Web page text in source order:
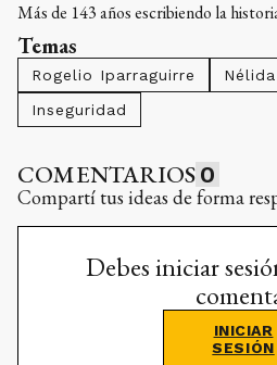
Más de 143 años escribiendo la
Temas
Rogelio Iparraguirre
Inseguridad
COMENTARIOS 0
Compartí tus ideas de forma
Debes iniciar
INICIAR
SESIÓN